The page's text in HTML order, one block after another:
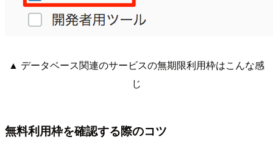
▲ データベース関連のサービスの無期限利用枠はこんな感
じ
無料利用枠を確認する際のコツ